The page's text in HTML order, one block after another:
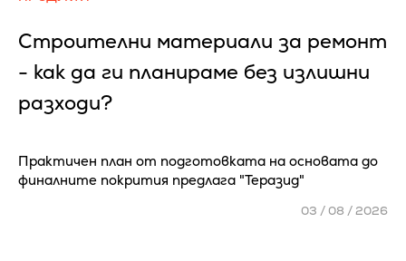
Строителни материали за ремонт
- как да ги планираме без излишни
разходи?
Практичен план от подготовката на основата до
финалните покрития предлага "Теразид"
03 / 08 / 2026